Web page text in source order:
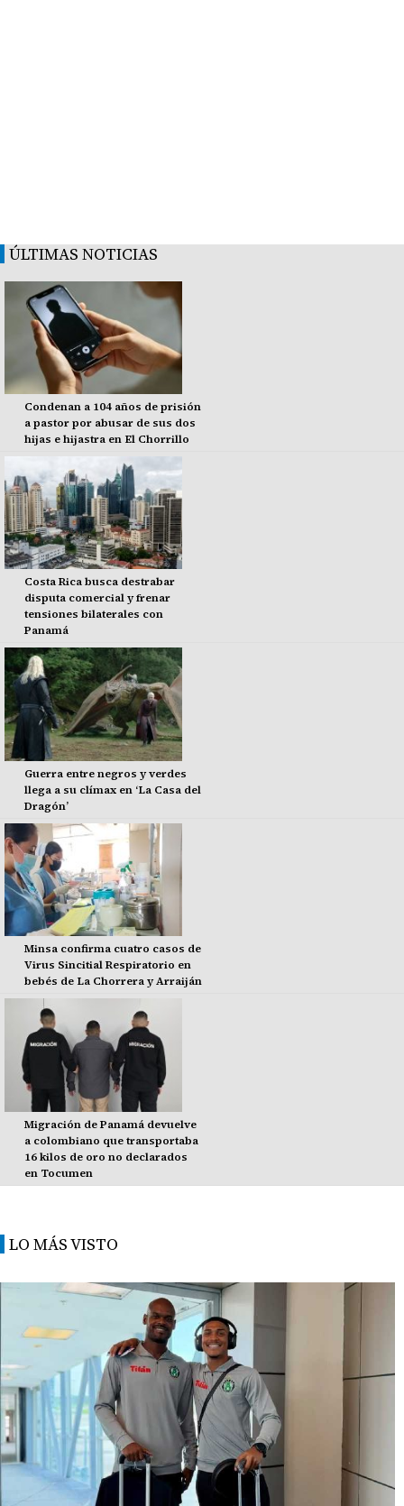
ÚLTIMAS NOTICIAS
Condenan a 104 años de prisión
a pastor por abusar de sus dos
hijas e hijastra en El Chorrillo
Costa Rica busca destrabar
disputa comercial y frenar
tensiones bilaterales con
Panamá
Guerra entre negros y verdes
llega a su clímax en ‘La Casa del
Dragón’
Minsa confirma cuatro casos de
Virus Sincitial Respiratorio en
bebés de La Chorrera y Arraiján
Migración de Panamá devuelve
a colombiano que transportaba
16 kilos de oro no declarados
en Tocumen
LO MÁS VISTO